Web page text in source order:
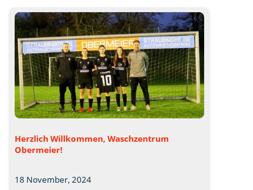
Herzlich Willkommen, Waschzentrum
Obermeier!
18 November, 2024